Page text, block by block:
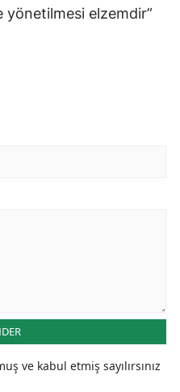
yönetilmesi elzemdir”
ve kabul etmiş sayılırsınız